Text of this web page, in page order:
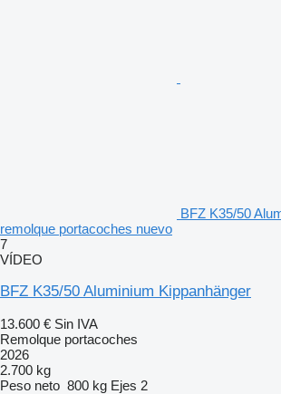
BFZ K35/50
remolque portacoches nuevo
7
VÍDEO
BFZ K35/50 Aluminium Kippanhänger
13.600 € Sin IVA
Remolque portacoches
2026
2.700 kg
Peso neto 800 kg Ejes 2